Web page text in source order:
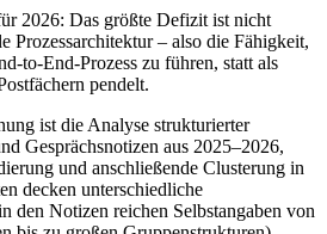
2026: Das größte Defizit ist nicht
Prozessarchitektur – also die Fähigkeit,
Prozess zu führen, statt als
pendelt.
ist die Analyse strukturierter
Gesprächsnotizen aus 2025–2026,
und anschließende Clusterung in
decken unterschiedliche
den Notizen reichen Selbstangaben von